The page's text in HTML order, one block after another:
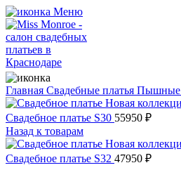
Меню
Главная Свадебные платья Пышные
Свадебное платье S30 55950 ₽
Назад к товарам
Свадебное платье S32 47950 ₽